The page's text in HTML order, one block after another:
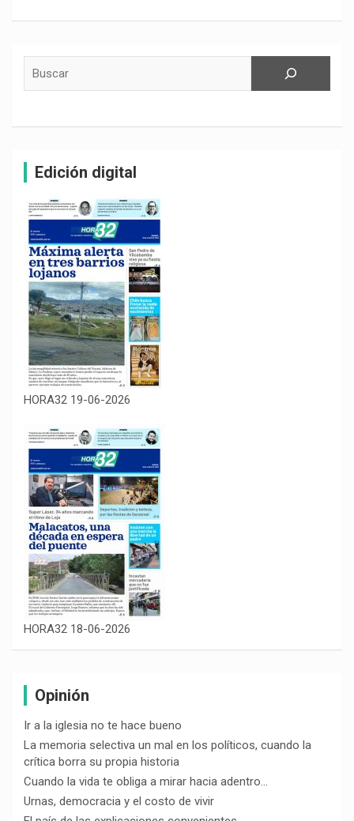
Edición digital
HORA32 19-06-2026
HORA32 18-06-2026
Opinión
Ir a la iglesia no te hace bueno
La memoria selectiva un mal en los políticos, cuando la
crítica borra su propia historia
Cuando la vida te obliga a mirar hacia adentro…
Urnas, democracia y el costo de vivir